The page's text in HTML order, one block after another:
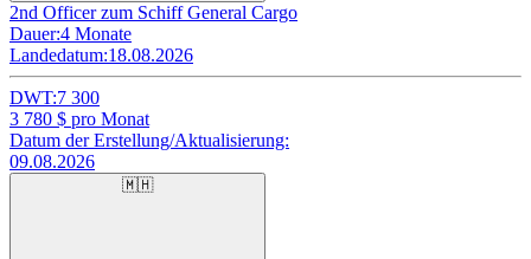
2nd Officer zum Schiff General Cargo
Dauer:4 Monate
Landedatum:18.08.2026
DWT:7 300
3 780 $ pro Monat
Datum der Erstellung/Aktualisierung:
09.08.2026
🇲🇭